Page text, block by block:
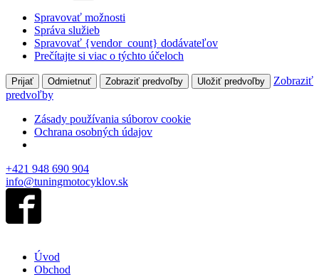
Spravovať možnosti
Správa služieb
Spravovať {vendor_count} dodávateľov
Prečítajte si viac o týchto účeloch
Prijať Odmietnuť Zobraziť predvoľby Uložiť predvoľby
Zobraziť
predvoľby
Zásady používania súborov cookie
Ochrana osobných údajov
+421 948 690 904
info@tuningmotocyklov.sk
Úvod
Obchod